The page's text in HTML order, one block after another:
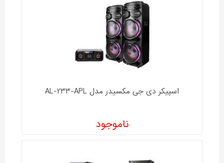
اسپیکر دی جی مکسیدر مدل AL-233-APL
ناموجود